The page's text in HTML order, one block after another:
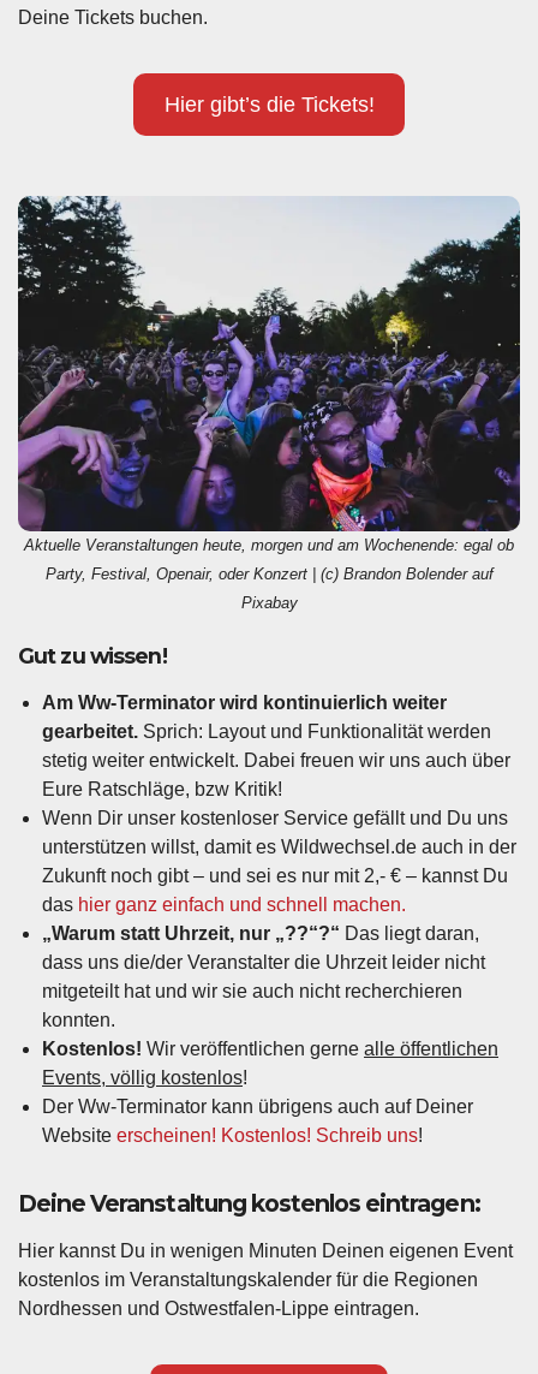
Deine Tickets buchen.
Hier gibt’s die Tickets!
Aktuelle Veranstaltungen heute, morgen und am Wochenende: egal ob
Party, Festival, Openair, oder Konzert | (c) Brandon Bolender auf
Pixabay
Gut zu wissen!
Am Ww-Terminator wird kontinuierlich weiter
gearbeitet. Sprich: Layout und Funktionalität werden
stetig weiter entwickelt. Dabei freuen wir uns auch über
Eure Ratschläge, bzw Kritik!
Wenn Dir unser kostenloser Service gefällt und Du uns
unterstützen willst, damit es Wildwechsel.de auch in der
Zukunft noch gibt – und sei es nur mit 2,- € – kannst Du
das hier ganz einfach und schnell machen.
„Warum statt Uhrzeit, nur „??“?“ Das liegt daran,
dass uns die/der Veranstalter die Uhrzeit leider nicht
mitgeteilt hat und wir sie auch nicht recherchieren
konnten.
Kostenlos! Wir veröffentlichen gerne alle öffentlichen
Events, völlig kostenlos!
Der Ww-Terminator kann übrigens auch auf Deiner
Website erscheinen! Kostenlos! Schreib uns!
Deine Veranstaltung kostenlos eintragen:
Hier kannst Du in wenigen Minuten Deinen eigenen Event
kostenlos im Veranstaltungskalender für die Regionen
Nordhessen und Ostwestfalen-Lippe eintragen.